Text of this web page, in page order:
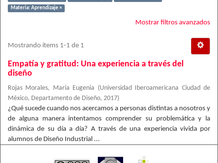
Materia: Aprendizaje ×
Mostrar filtros avanzados
Mostrando ítems 1-1 de 1
Empatía y gratitud: Una experiencia a través del
diseño
Rojas Morales, María Eugenia (Universidad Iberoamericana Ciudad de
México, Departamento de Diseño, 2017)
¿Qué sucede cuando nos acercamos a personas distintas a nosotros y
de alguna manera intentamos comprender su problemática y la
dinámica de su día a día? A través de una experiencia vivida por
alumnos de Diseño Industrial ...